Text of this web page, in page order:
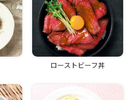
ローストビーフ丼